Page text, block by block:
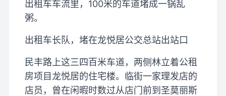
出租车车流里，100米的车道堵成一锅乱
粥。
出租车长队，堵在龙悦居公交总站出站口
民丰路上这三四百米车道，两侧林立着公租
房项目龙悦居的住宅楼。临街一家理发店的
店员，曾在闲暇时数过从店门前到圣莫丽斯